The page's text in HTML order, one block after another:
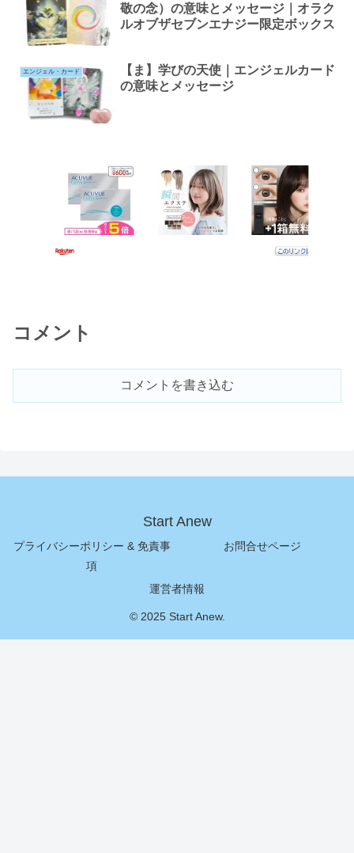
敬の念）の意味とメッセージ｜オラク
ルオブザセブンエナジー限定ボックス
エンジェル・カード
【ま】学びの天使｜エンジェルカード
の意味とメッセージ
コメント
コメントを書き込む
Start Anew
プライバシーポリシー & 免責事
項
お問合せページ
運営者情報
© 2025 Start Anew.